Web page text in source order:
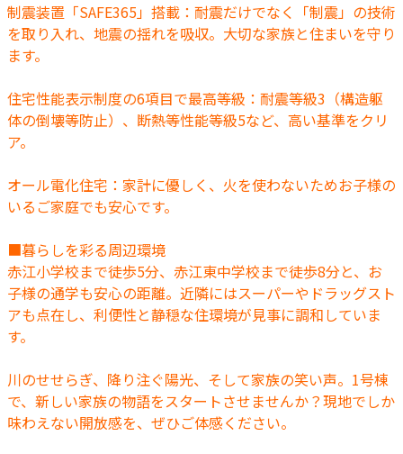
制震装置「SAFE365」搭載：耐震だけでなく「制震」の技術
を取り入れ、地震の揺れを吸収。大切な家族と住まいを守り
ます。
住宅性能表示制度の6項目で最高等級：耐震等級3（構造躯
体の倒壊等防止）、断熱等性能等級5など、高い基準をクリ
ア。
オール電化住宅：家計に優しく、火を使わないためお子様の
いるご家庭でも安心です。
■暮らしを彩る周辺環境
赤江小学校まで徒歩5分、赤江東中学校まで徒歩8分と、お
子様の通学も安心の距離。近隣にはスーパーやドラッグスト
アも点在し、利便性と静穏な住環境が見事に調和していま
す。
川のせせらぎ、降り注ぐ陽光、そして家族の笑い声。1号棟
で、新しい家族の物語をスタートさせませんか？現地でしか
味わえない開放感を、ぜひご体感ください。